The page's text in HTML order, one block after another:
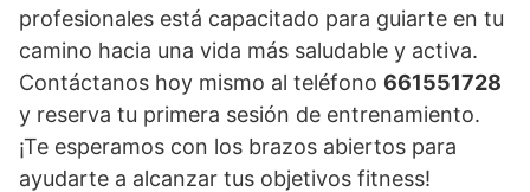
profesionales está capacitado para guiarte en tu
camino hacia una vida más saludable y activa.
Contáctanos hoy mismo al teléfono 661551728
y reserva tu primera sesión de entrenamiento.
¡Te esperamos con los brazos abiertos para
ayudarte a alcanzar tus objetivos fitness!